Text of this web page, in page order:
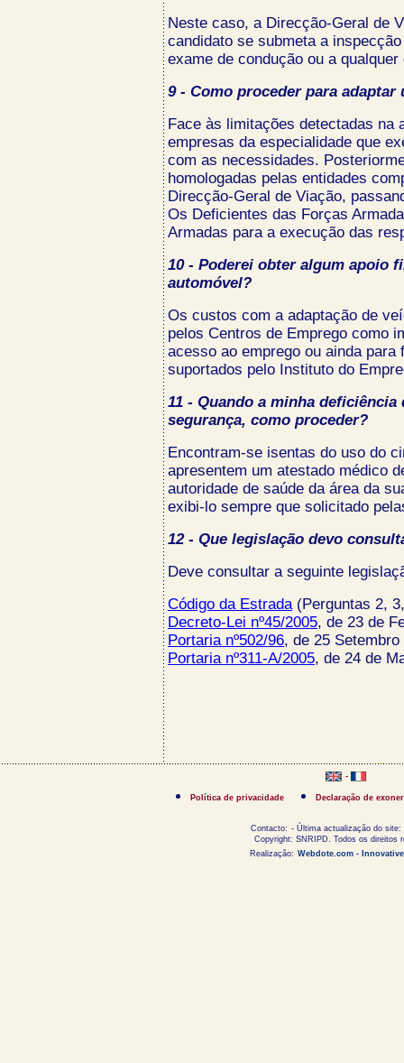
Neste caso, a Direcção-Geral de
candidato se submeta a
exame de condução ou a
9 - Como proceder para
Face às limitações detectadas
empresas da especialidade que
com as necessidades.
homologadas pelas entidades
Direcção-Geral de Viação,
Os Deficientes das Forças
Armadas para a execução das
10 - Poderei obter algum apoio
automóvel?
Os custos com a adaptação de
pelos Centros de Emprego como
acesso ao emprego ou ainda
suportados pelo Instituto do
11 - Quando a minha
segurança, como proceder?
Encontram-se isentas do uso do
apresentem um atestado médico
autoridade de saúde da área da
exibi-lo sempre que solicitado
12 - Que legislação devo
Deve consultar a seguinte
Código da Estrada(Perguntas 2,
Decreto-Lei nº45/2005, de 23 de
Portaria nº502/96, de 25
Portaria nº311-A/2005, de 24 de
-
Política de privacidade Declaração de
Contacto: - Última actualização do site:
Copyright: SNRIPD. Todos os direitos
Realização: Webdote.com -